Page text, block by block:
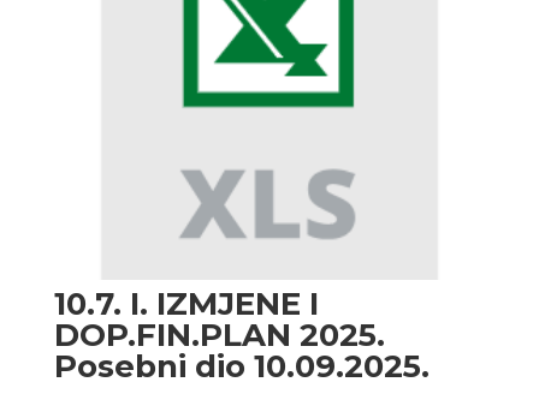
10.7. I. IZMJENE I
DOP.FIN.PLAN 2025.
Posebni dio 10.09.2025.